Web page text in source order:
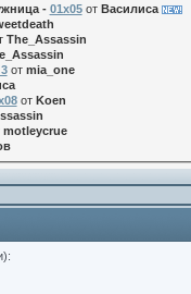
- 01х05от Василиса
The_Assassin
от mia_one
от Koen
motleycrue